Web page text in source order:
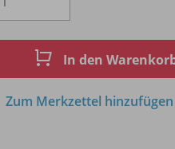
In den
Zum Merkzettel hinzufügen